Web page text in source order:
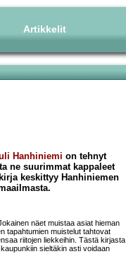
Artikkelit
Hanhiniemi on tehnyt
ne suurimmat kappaleet
keskittyy Hanhiniemen
näet muistaa asiat hieman
tapahtumien muistelut tahtovat
riitojen liekkeihin. Tästä kirjasta
sieltäkin asti voidaan